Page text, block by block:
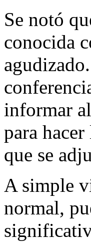
Se notó
conocida
informar
para
que se
A simple
normal,